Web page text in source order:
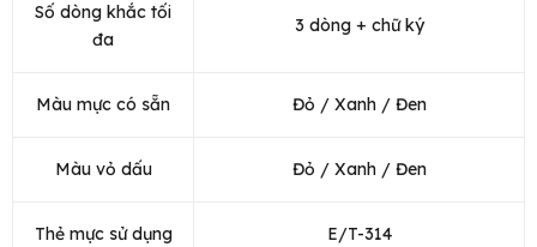
Số dòng khắc tối
đa
3 dòng + chữ ký
Màu mực có sẵn Đỏ / Xanh / Đen
Màu vỏ dấu Đỏ / Xanh / Đen
Thẻ mực sử dụng E/T-314